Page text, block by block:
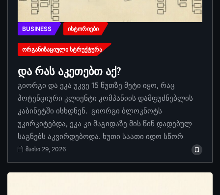
BUSINESS ᲘᲡᲢᲝᲠᲘᲔᲑᲘ
ᲝᲠᲒᲐᲜᲘᲖᲐᲪᲘᲣᲚᲘ ᲡᲢᲠᲣᲥᲢᲣᲠᲐ
და რას აკეთებთ აქ?
გიორგი და ეკა უკვე 15 წუთზე მეტი იყო, რაც
პოტენციური კლიენტი კომპანიის დამფუძნებლის
კაბინეტში ისხდნენ. გიორგი ბლოკნოტს
უკირკიტებდა, ეკა კი მაგიდაზე მის წინ დადებულ
საგნებს აკვირდებოდა. ხუთი საათი იდო სწორ
მაისი 29, 2026